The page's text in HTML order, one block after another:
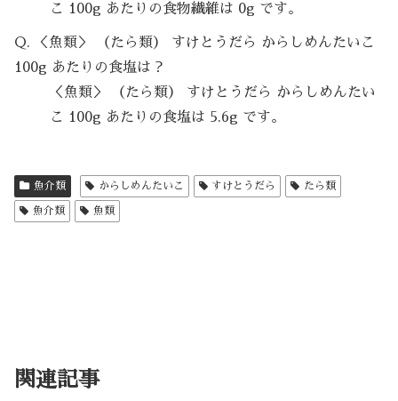
こ 100g あたりの食物繊維は 0g です。
Q. ＜魚類＞ （たら類） すけとうだら からしめんたいこ
100g あたりの食塩は？
＜魚類＞ （たら類） すけとうだら からしめんたい
こ 100g あたりの食塩は 5.6g です。
魚介類 からしめんたいこ すけとうだら たら類
魚介類 魚類
関連記事